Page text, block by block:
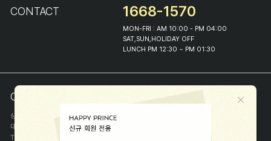
CONTACT 1668-1570
MON-FRI : AM 10:00 - PM 04:00
SAT,SUN,HOLIDAY OFF
LUNCH PM 12:30 ~ PM 01:30
COMPANY INFO
상호
(주)해피프린스
대표
이화진
TEL